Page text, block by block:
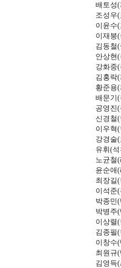
배토성(
조성우(
이윤수(
이재붕(
김동철(
안상현(
강화중(
김홍락(
황준용(
배문기 (
공영진(
신경철(
이우혁(
강경술(
유휘 (석
노균철(
윤순애(
최장길(
이석준(
박종민(
박병주(
이상렬(
김종필(
이창수(
최원규(
김영득